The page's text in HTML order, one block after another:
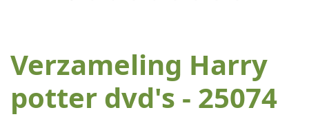
Verzameling Harry
potter dvd's - 25074